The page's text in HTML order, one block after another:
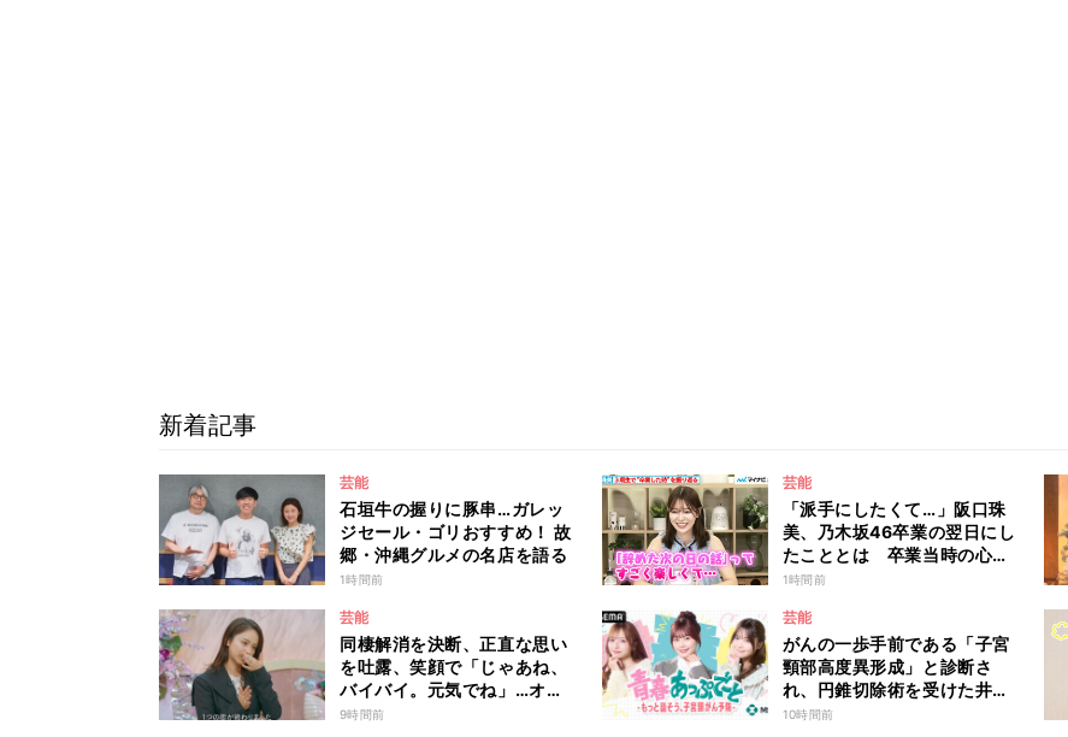
新着記事
芸能
石垣牛の握りに豚串…ガレッ
ジセール・ゴリおすすめ！ 故
郷・沖縄グルメの名店を語る
1時間前
芸能
「派手にしたくて…」阪口珠
美、乃木坂46卒業の翌日にし
たこととは 卒業当時の心境
も明かす
1時間前
芸能
同棲解消を決断、正直な思い
を吐露、笑顔で「じゃあね、
バイバイ。元気でね」…オダ
ミユの成長を見届けた平祐奈
9時間前
芸能
がんの一歩手前である「子宮
頸部高度異形成」と診断さ
れ、円錐切除術を受けた井口
綾子が病気発覚時のリアルな
10時間前